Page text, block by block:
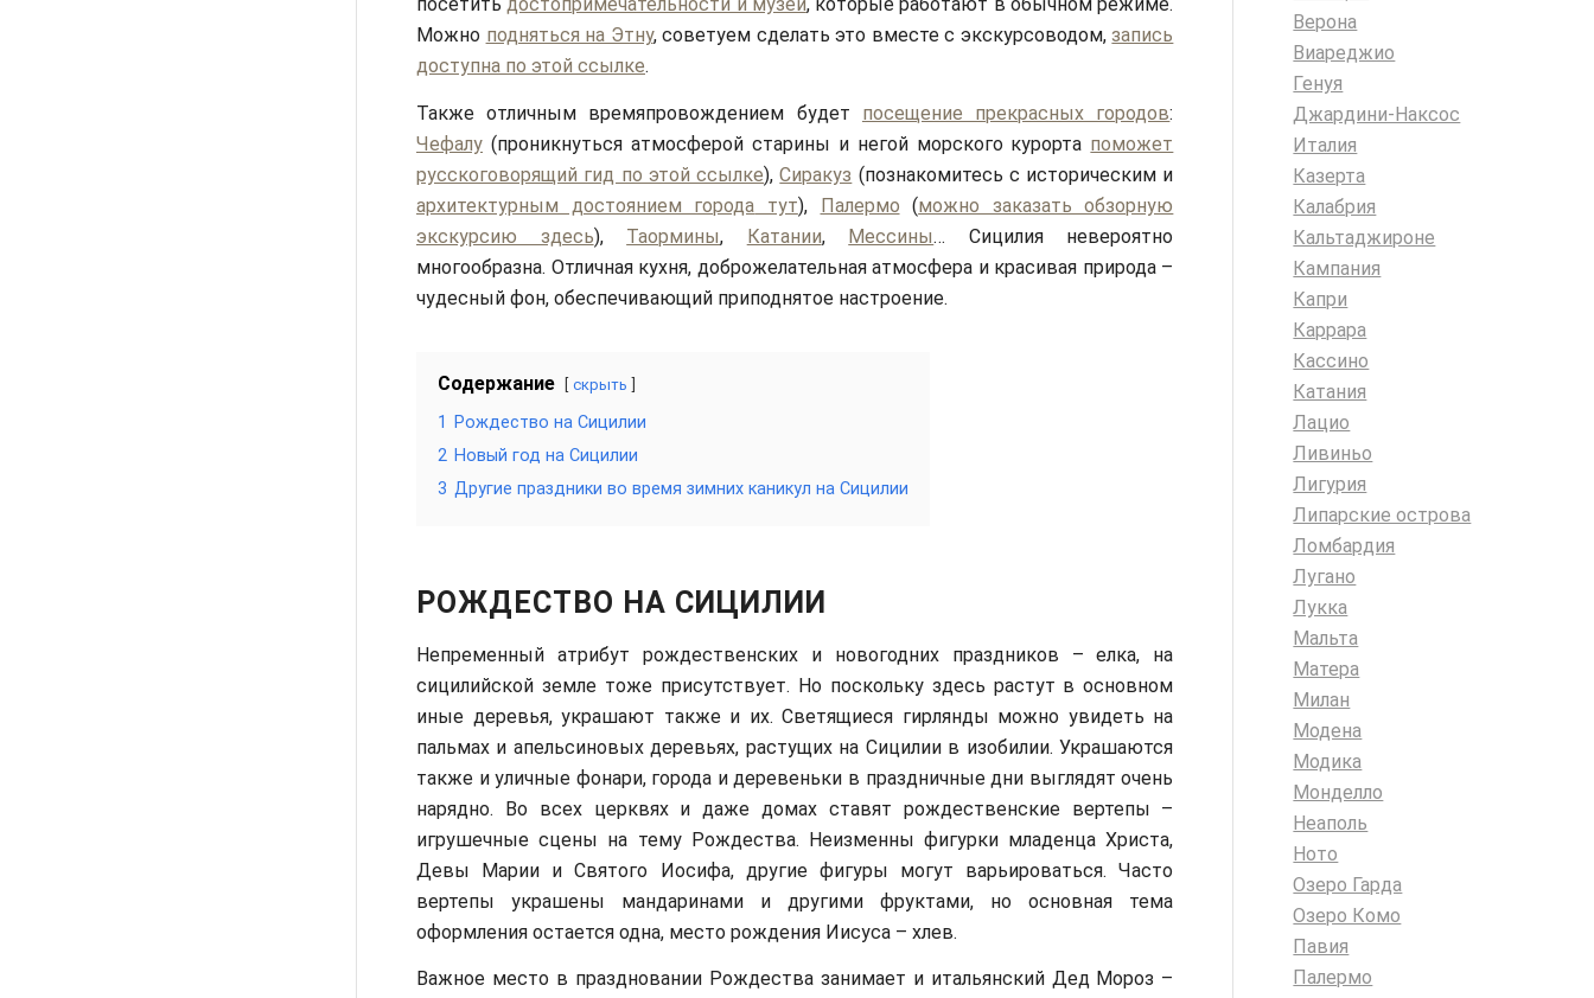
посетитьдостопримечательности и музеи, которые работают в обычном режиме.
Можно подняться на Этну, советуем сделать это вместе с экскурсоводом,запись
доступна по этой ссылке.
Также отличным времяпровождением будет посещение прекрасных городов:
Чефалу (проникнуться атмосферой старины и негой морского курорта поможет
русскоговорящий гид по этой ссылке),Сиракуз (познакомитесь с историческим и
архитектурным достоянием города тут), Палермо (можно заказать обзорную
экскурсию здесь), Таормины, Катании, Мессины… Сицилия невероятно
многообразна. Отличная кухня, доброжелательная атмосфера и красивая природа –
чудесный фон, обеспечивающий приподнятое настроение.
Содержание скрыть
1
Рождество на Сицилии
2 Новый год на Сицилии
3 Другие праздники во время зимних каникул на Сицилии
РОЖДЕСТВО НА СИЦИЛИИ
Непременный атрибут рождественских и новогодних праздников – елка, на
сицилийской земле тоже присутствует. Но поскольку здесь растут в основном
иные деревья, украшают также и их. Светящиеся гирлянды можно увидеть на
пальмах и апельсиновых деревьях, растущих на Сицилии в изобилии. Украшаются
также и уличные фонари, города и деревеньки в праздничные дни выглядят очень
нарядно. Во всех церквях и даже домах ставят рождественские вертепы –
игрушечные сцены на тему Рождества. Неизменны фигурки младенца Христа,
Девы Марии и Святого Иосифа, другие фигуры могут варьироваться. Часто
вертепы украшены мандаринами и другими фруктами, но основная тема
оформления остается одна, место рождения Иисуса – хлев.
Важное место в праздновании Рождества занимает и итальянский Дед Мороз –
Верона
Виареджио
Генуя
Джардини-Наксос
Италия
Казерта
Калабрия
Кальтаджироне
Кампания
Капри
Каррара
Кассино
Катания
Лацио
Ливиньо
Лигурия
Липарские острова
Ломбардия
Лугано
Лукка
Мальта
Матера
Милан
Модена
Модика
Монделло
Неаполь
Ното
Озеро Гарда
Озеро Комо
Павия
Палермо